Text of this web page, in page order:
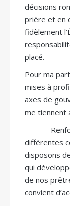
décisions
prière et en
fidèlement
placé.
Pour ma
mises à
axes de
me tiennent
–
différentes
disposons
qui
de nos
convient